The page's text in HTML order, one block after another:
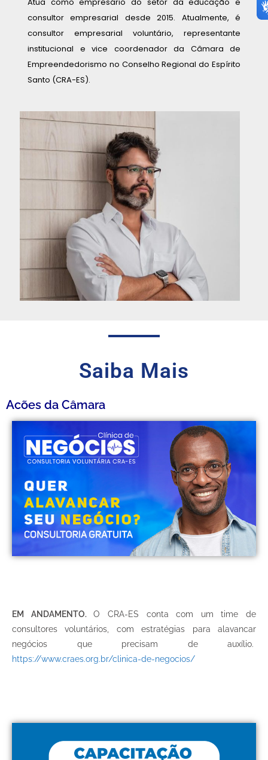
consultor empresarial desde 2015. Atualmente, é
consultor empresarial voluntário, representante
institucional e vice coordenador da Câmara de
Empreendedorismo no Conselho Regional do Espírito
Santo (CRA-ES).
Saiba Mais
Ações da Câmara
EM ANDAMENTO.O CRA-ES conta com um time de
consultores voluntários, com estratégias para alavancar
negócios que precisam de auxílio.
https://www.craes.org.br/clinica-de-negocios/